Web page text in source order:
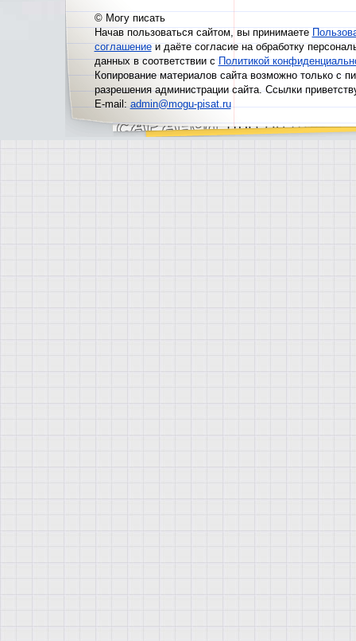
© Могу писать
Начав пользоваться сайтом, вы принимаете
соглашениеи даёте согласие на обработку
данных в соответствии сПолитикой
Копирование материалов сайта возможно только с
разрешения администрации сайта. Ссылки
E-mail:admin@mogu-pisat.ru